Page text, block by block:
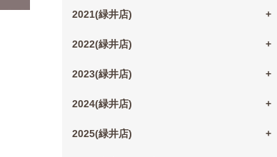
2021(緑井店)
2022(緑井店)
2023(緑井店)
2024(緑井店)
2025(緑井店)